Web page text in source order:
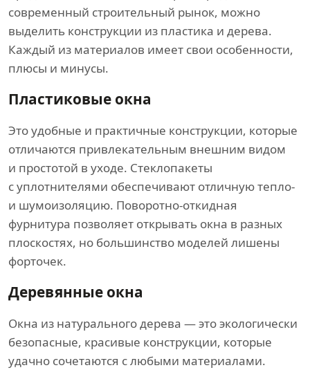
современный строительный рынок, можно
выделить конструкции из пластика и дерева.
Каждый из материалов имеет свои особенности,
плюсы и минусы.
Пластиковые окна
Это удобные и практичные конструкции, которые
отличаются привлекательным внешним видом
и простотой в уходе. Стеклопакеты
с уплотнителями обеспечивают отличную тепло-
и шумоизоляцию. Поворотно-откидная
фурнитура позволяет открывать окна в разных
плоскостях, но большинство моделей лишены
форточек.
Деревянные окна
Окна из натурального дерева — это экологически
безопасные, красивые конструкции, которые
удачно сочетаются с любыми материалами.